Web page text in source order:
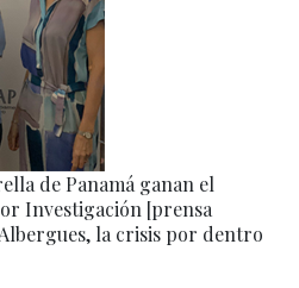
de Panamá ganan el
Investigación [prensa
la crisis por dentro